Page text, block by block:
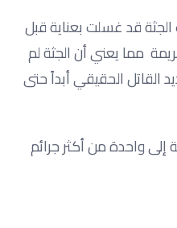
قد غسلت بعناية قبل
مما يعني أن الجثة لم
القاتل الحقيقي أبداً حتى
القضية إلى واحدة من أكثر جرائم